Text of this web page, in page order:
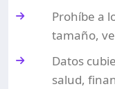
Prohíbe a
tamaño,
Datos
salud,